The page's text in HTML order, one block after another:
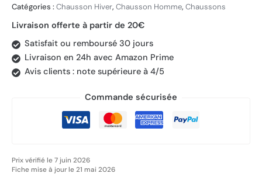
Catégories :Chausson Hiver, Chausson Homme, Chaussons
Livraison offerte à partir de 20€
Satisfait ou remboursé 30 jours
Livraison en 24h avec Amazon Prime
Avis clients : note supérieure à 4/5
Commande sécurisée
Prix vérifié le 7 juin 2026
Fiche mise à jour le 21 mai 2026